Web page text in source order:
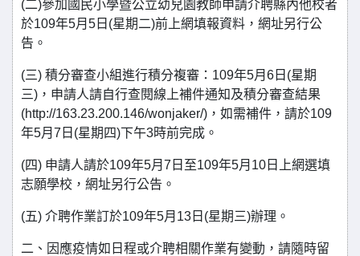
(二)參加國民小學暨公立幼兒園教師申請介聘縣內他校者
於109年5月5日(星期二)前上網填報資料，網址另行公
告。
(三) 積分審查小組進行積分複審：109年5月6日(星期
三)，申請人請自行查閱線上補件通知及積分審查結果
(http://163.23.200.146/wonjaker/)，如需補件，請於109
年5月7日(星期四)下午3時前完成。
(四) 申請人請於109年5月7日至109年5月10日上網選填
志願學校，網址另行公告。
(五) 介聘作業訂於109年5月13日(星期三)辦理。
二、因應疫情如日程或介聘相關作業有變動，請隨時留